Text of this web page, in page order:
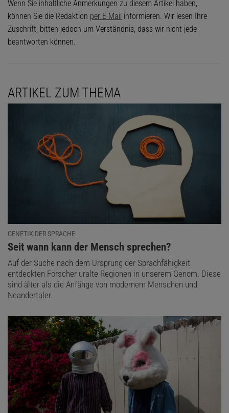
Wenn Sie inhaltliche Anmerkungen zu diesem Artikel haben,
können Sie die Redaktion per E-Mail informieren. Wir lesen Ihre
Zuschrift, bitten jedoch um Verständnis, dass wir nicht jede
beantworten können.
ARTIKEL ZUM THEMA
GENETIK DER SPRACHE
:
Seit wann kann der Mensch sprechen?
Auf der Suche nach dem Ursprung der Sprachfähigkeit
entdeckten Forscher uralte Regionen in unserem Genom. Diese
sind älter als die Anfänge von modernem Menschen und
Neandertaler.